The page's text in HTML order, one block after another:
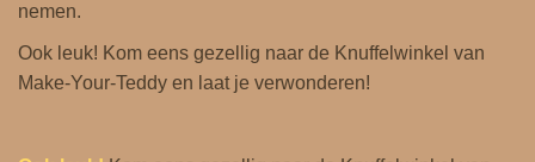
nemen.
Ook leuk! Kom eens gezellig naar de Knuffelwinkel van
Make-Your-Teddy en laat je verwonderen!